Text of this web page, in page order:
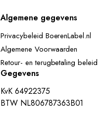
Algemene gegevens
Privacybeleid BoerenLabel.nl
Algemene Voorwaarden
Retour- en terugbetaling beleid
Gegevens
KvK 64922375
BTW NL806787363B01